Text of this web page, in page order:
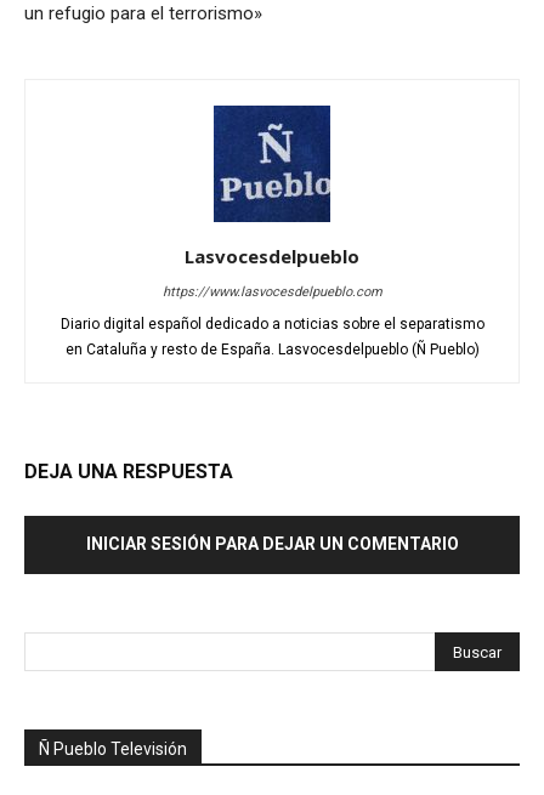
un refugio para el terrorismo»
Lasvocesdelpueblo
https://www.lasvocesdelpueblo.com
Diario digital español dedicado a noticias sobre el separatismo
en Cataluña y resto de España. Lasvocesdelpueblo (Ñ Pueblo)
DEJA UNA RESPUESTA
INICIAR SESIÓN PARA DEJAR UN COMENTARIO
Ñ Pueblo Televisión